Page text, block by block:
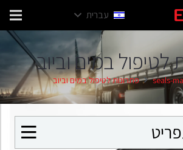
עברית
לטיפול במים וביוב
seals- פתרונות לטיפול במים וביוב